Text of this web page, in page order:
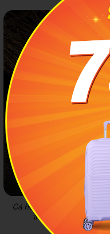
Cá hồi, cá ngừ, sò điệp tươi
thanh, trọn vị Nhật